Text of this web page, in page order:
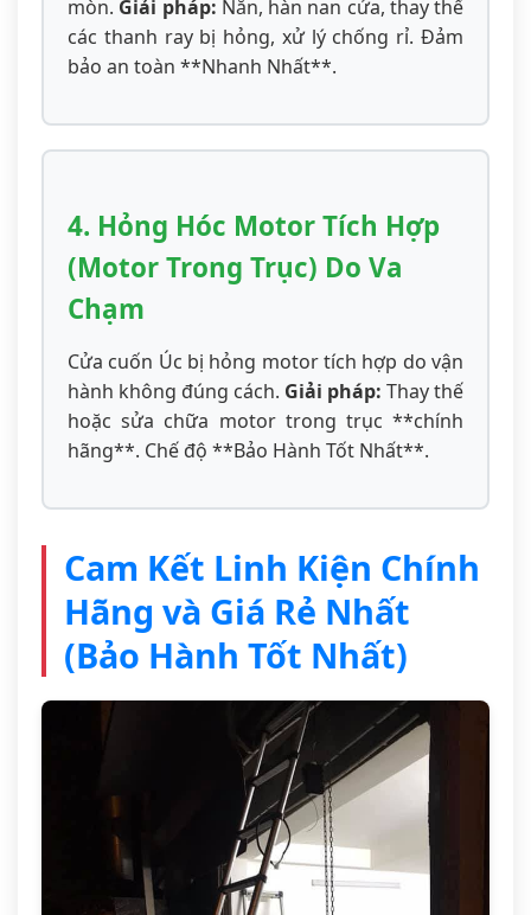
mòn. Giải pháp: Nắn, hàn nan cửa, thay thế
các thanh ray bị hỏng, xử lý chống rỉ. Đảm
bảo an toàn **Nhanh Nhất**.
4. Hỏng Hóc Motor Tích Hợp
(Motor Trong Trục) Do Va
Chạm
Cửa cuốn Úc bị hỏng motor tích hợp do vận
hành không đúng cách. Giải pháp: Thay thế
hoặc sửa chữa motor trong trục **chính
hãng**. Chế độ **Bảo Hành Tốt Nhất**.
Cam Kết Linh Kiện Chính
Hãng và Giá Rẻ Nhất
(Bảo Hành Tốt Nhất)